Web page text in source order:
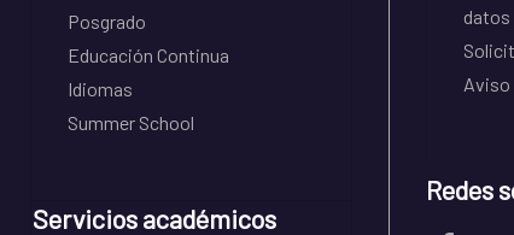
Posgrado
Educación Continua
Idiomas
Summer School
Servicios académicos
datos
Aviso
Redes